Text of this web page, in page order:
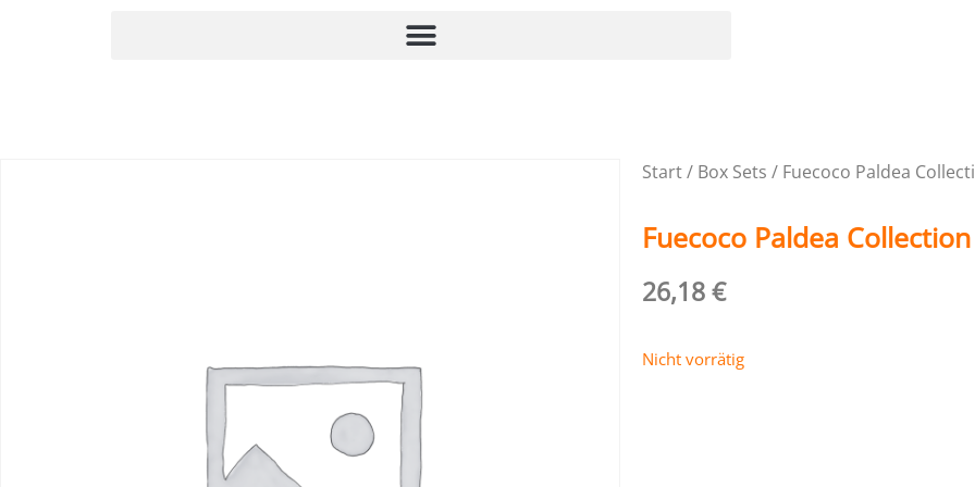
Start/ Box Sets / Fuecoco Paldea
Fuecoco Paldea Collection
26,18€
Nicht vorrätig